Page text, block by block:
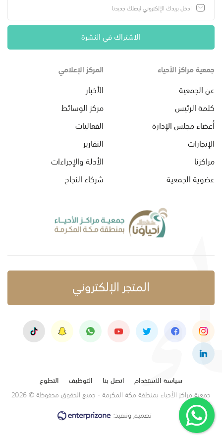
الاشتراك في النشرة
جمعية مراكز الأحياء
عن الجمعية
كلمة الرئيس
أعضاء مجلس الإدارة
الإنجازات
مراكزنا
عضوية الجمعية
المركز الإعلامي
الأخبار
مركز الوسائط
الفعاليات
التقارير
الأدلة والإجراءات
شركاء النجاح
المتجر الإلكتروني
سياسة الاستخدام اتصل بنا التوظيف
التطوع
جمعية مراكز الأحياء بمنطقة مكة المكرمة - جميع الحقوق محفوظة © 2026
تصميم وتنفيذ: